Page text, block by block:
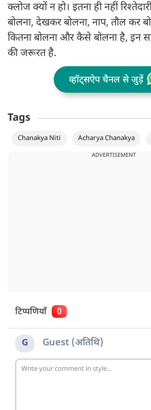
क्लोज क्यों न हो। इतना ही नहीं
बोलना, देखकर बोलना, नाप, तौल कर
कितना बोलना और कैसे बोलना है, इन
की जरूरत है.
व्हॉट्सऐप चैनल से जुड़ें
Tags
Chanakya Niti Acharya Chanakya
ADVERTISEMENT
टिप्पणियाँ 0
G Guest (अतिथि)